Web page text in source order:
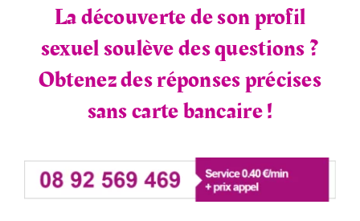
La découverte de son profil
sexuel soulève des questions ?
Obtenez des réponses précises
sans carte bancaire !